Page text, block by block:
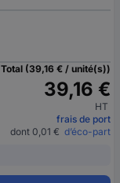
Total (39,16 € / unité(s))
39,16 €
HT
frais de port
dont 0,01 € d’éco-part